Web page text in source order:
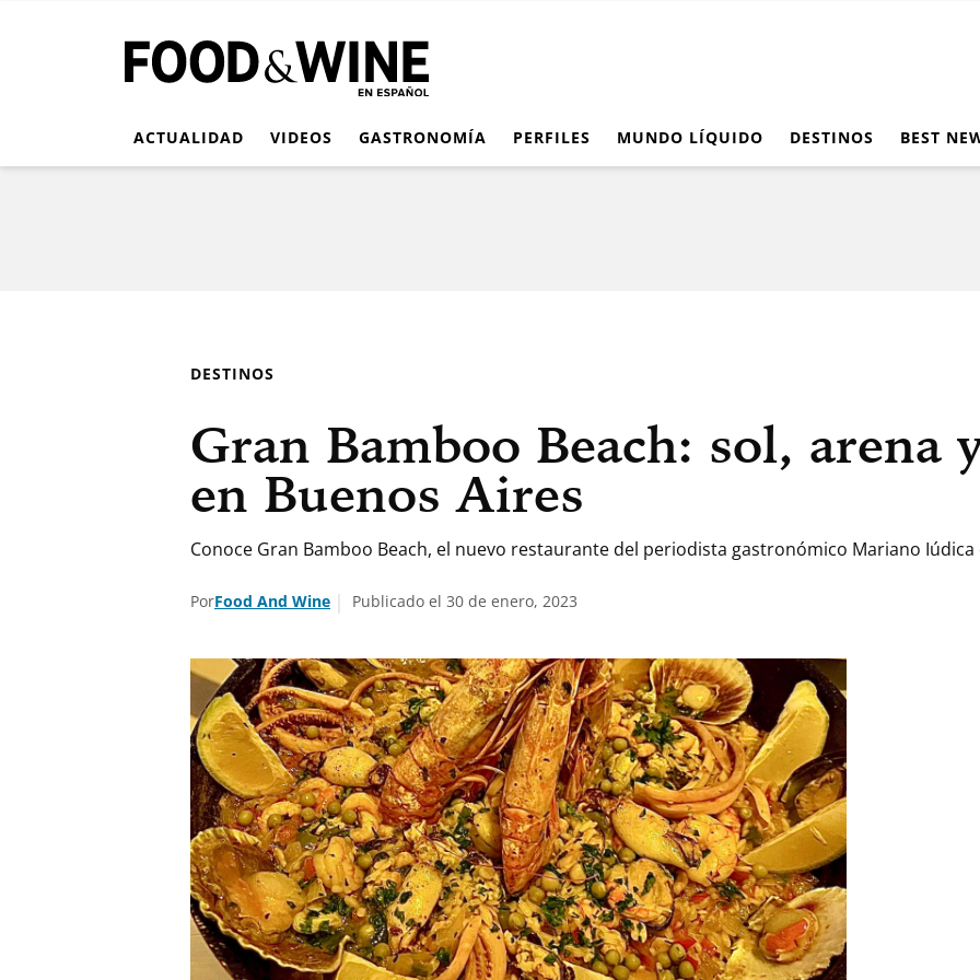
ACTUALIDAD VIDEOS GASTRONOMÍA PERFILES MUNDO LÍQUIDO DESTINOS BEST
DESTINOS
Gran Bamboo Beach: sol, arena
en Buenos Aires
Conoce Gran Bamboo Beach, el nuevo restaurante del periodista gastronómico Mariano
PorFood And Wine Publicado el 30 de enero, 2023